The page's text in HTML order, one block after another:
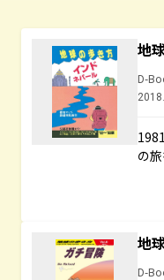
地
D-
の
地
D-